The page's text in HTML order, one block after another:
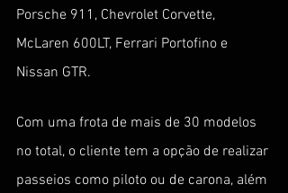
Porsche 911, Chevrolet Corvette,
McLaren 600LT, Ferrari Portofino e
Nissan GTR.
Com uma frota de mais de 30 modelos
no total, o cliente tem a opção de realizar
passeios como piloto ou de carona, além